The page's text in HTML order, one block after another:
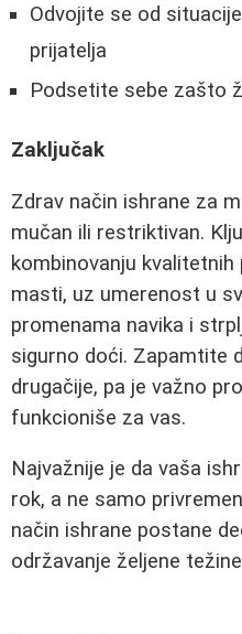
Odvojite se od
prijatelja
Podsetite sebe zašto
Zaključak
Zdrav način ishrane za
mučan ili restriktivan.
kombinovanju
masti, uz umerenost u
promenama navika i
sigurno doći. Zapamtite
drugačije, pa je važno
funkcioniše za vas.
Najvažnije je da vaša
rok, a ne samo
način ishrane postane
održavanje željene